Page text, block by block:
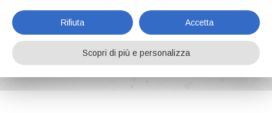
News
Home Notizie Merck presenta il Curiosity Cube Mobile Lab Tour 2023
Rifiuta Accetta
Scopri di più e personalizza